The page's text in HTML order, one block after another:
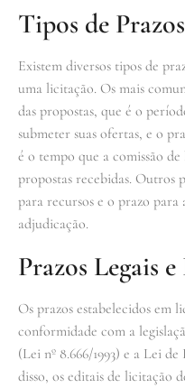
Tipos de
Existem diversos tipos de
uma licitação. Os mais
das propostas, que é o
submeter suas ofertas, e o
é o tempo que a comissão
propostas recebidas. Outros
para recursos e o prazo para
adjudicação.
Prazos Legais
Os prazos estabelecidos em
conformidade com a
(Lei nº 8.666/1993) e a Lei
disso, os editais de licitação